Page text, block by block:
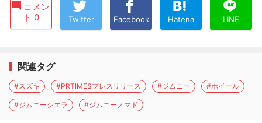
コメン
ト 0
Twitter Facebook Hatena LINE
関連タグ
#スズキ #PRTIMESプレスリリース #ジムニー #ホイール
#ジムニーシエラ #ジムニーノマド